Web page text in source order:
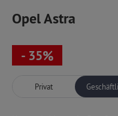
Opel Astra
- 35%
Privat